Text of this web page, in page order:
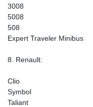
3008
5008
508
Expert Traveler Minibus
8. Renault:
Clio
Symbol
Taliant